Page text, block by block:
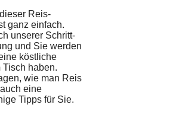
Reis-
ganz einfach.
unserer Schritt-
und Sie werden
köstliche
Tisch haben.
wie man Reis
eine
Tipps für Sie.